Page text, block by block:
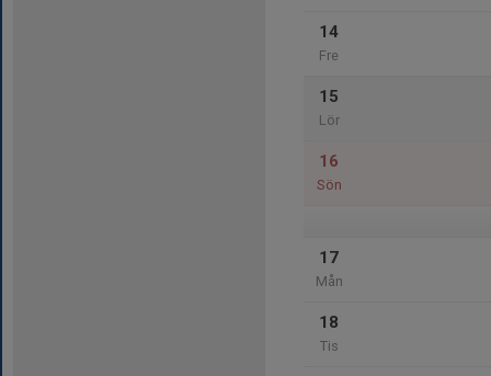
14
Fre
15
Lör
16
Sön
17
Mån
18
Tis